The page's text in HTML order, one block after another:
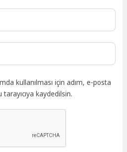
kullanılması için adım, e-posta
kaydedilsin.